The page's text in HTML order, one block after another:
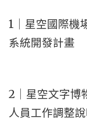
1｜星空國際機
系統開發計畫
2｜星空文字博
人員工作調整說